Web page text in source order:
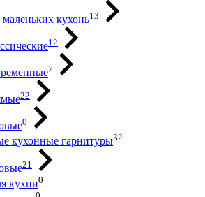
маленьких кухонь13
12
7
22
0
кухонные гарнитуры32
21
кухни0